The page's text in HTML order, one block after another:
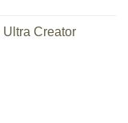
Ultra Creator